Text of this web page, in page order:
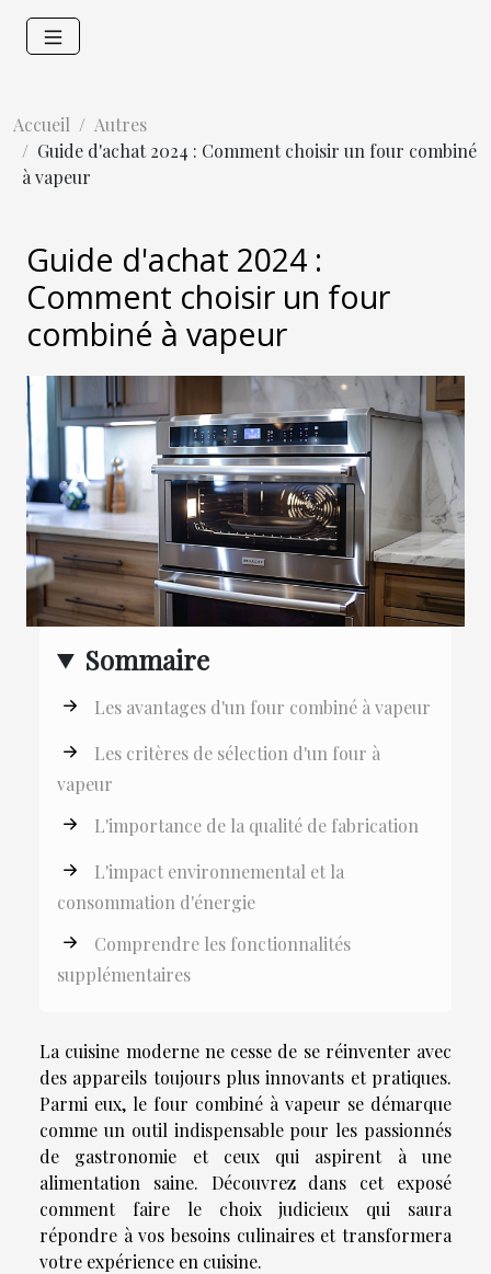
Accueil
Autres
Guide d'achat 2024 : Comment choisir un four combiné
à vapeur
Guide d'achat 2024 :
Comment choisir un four
combiné à vapeur
Sommaire
Les avantages d'un four combiné à vapeur
Les critères de sélection d'un four à
vapeur
L'importance de la qualité de fabrication
L'impact environnemental et la
consommation d'énergie
Comprendre les fonctionnalités
supplémentaires
La cuisine moderne ne cesse de se réinventer avec
des appareils toujours plus innovants et pratiques.
Parmi eux, le four combiné à vapeur se démarque
comme un outil indispensable pour les passionnés
de gastronomie et ceux qui aspirent à une
alimentation saine. Découvrez dans cet exposé
comment faire le choix judicieux qui saura
répondre à vos besoins culinaires et transformera
votre expérience en cuisine.